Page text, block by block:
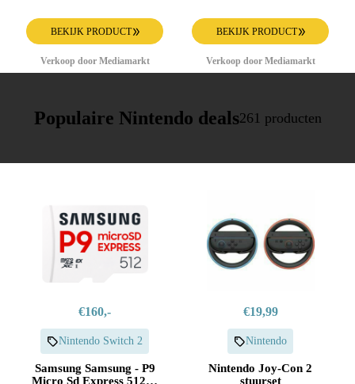
BEKIJK PRODUCT
Verkoop door Mediamarkt
BEKIJK PRODUCT
Verkoop door Mediamarkt
Populaire Nintendo deals261 producten
€160,-
Nintendo Switch 2
Samsung Samsung - P9
Micro Sd Express 512gb
€19,99
Nintendo
Nintendo Joy-Con 2
stuurset